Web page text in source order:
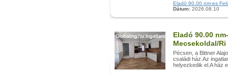
Eladó 90.00 nm-es
Dátum: 2026.08.10
Eladó 90.00
Mecsekoldal/Ri
Pécsen, a Bittner
családi ház.Az
helyezkedik el.A ház